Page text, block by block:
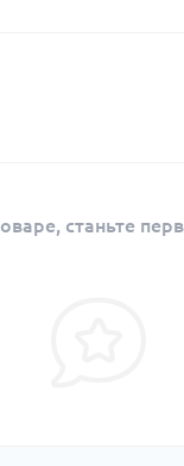
станьте